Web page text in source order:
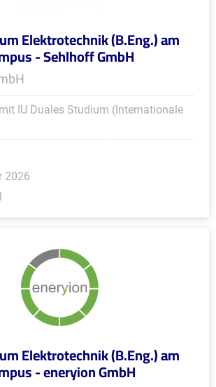
Elektrotechnik (B.Eng.) am
- Sehlhoff GmbH
IU Duales Studium (Internationale
2026
Elektrotechnik (B.Eng.) am
- eneryion GmbH